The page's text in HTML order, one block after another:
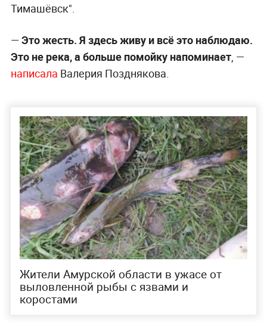
Тимашёвск".
— Это жесть. Я здесь живу и всё это наблюдаю.
Это не река, а больше помойку напоминает, —
написала Валерия Позднякова.
Жители Амурской области в ужасе от
выловленной рыбы с язвами и
коростами